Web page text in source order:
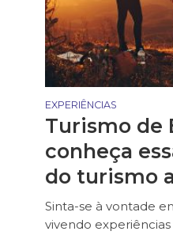
EXPERIÊNCIAS
Turismo de
conheça
do turismo
Sinta-se à vontade
vivendo experiências